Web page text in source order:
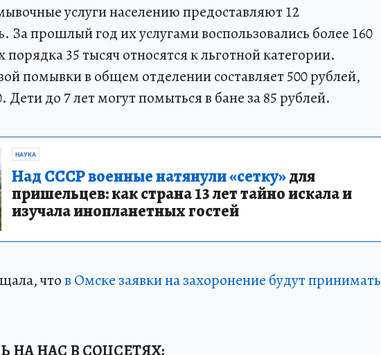
услуги населению предоставляют 12
прошлый год их услугами воспользовались более 160
порядка 35 тысяч относятся к льготной категории.
помывки в общем отделении составляет 500 рублей,
Дети до 7 лет могут помыться в бане за 85 рублей.
НАУКА
Над СССР военные натянули «сетку»для
пришельцев: как страна 13 лет тайно искала и
изучала инопланетных гостей
чтов Омске заявки на захоронение будут принимать
НА НАС В СОЦСЕТЯХ: